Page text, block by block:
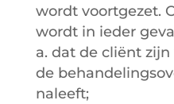
wordt voortgezet.
wordt in ieder
a. dat de cliënt
de
naleeft;